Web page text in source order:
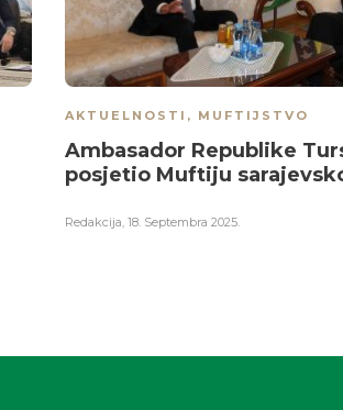
AKTUELNOSTI , MUFTIJSTVO
Ambasador Republike
posjetio Muftiju
Redakcija, 18. Septembra 2025.